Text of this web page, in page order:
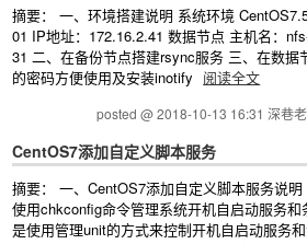
摘要： 一、环境搭建说明 系统环境
01 IP地址：172.16.2.41 数据节点 主机名：
31 二、在备份节点搭建rsync服务 三、在数
的密码方便使用及安装inotify 阅读全文
posted @ 2018-10-13 16:31 深巷
CentOS7添加自定义脚本服务
摘要： 一、CentOS7添加自定义脚本服务说
使用chkconfig命令管理系统开机自启动服务
是使用管理unit的方式来控制开机自启动服务